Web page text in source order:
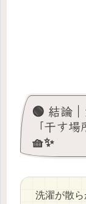
🟢 結論
「干す
🧺✨
洗濯が散ら